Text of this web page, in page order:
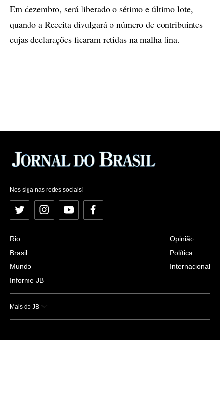
Em dezembro, será liberado o sétimo e último lote,
quando a Receita divulgará o número de contribuintes
cujas declarações ficaram retidas na malha fina.
Nos siga nas redes sociais!
Twitter InstagramYouTubeFacebook
Rio
Brasil
Mundo
Informe JB
Opinião
Política
Internacional
Mais do JB
Esportes